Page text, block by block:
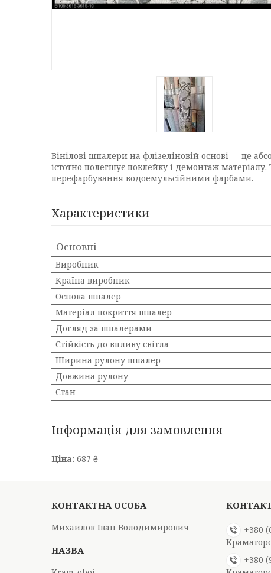
Вінілові шпалери на флізеліновій основі — це
істотно полегшує поклейку і демонтаж
перефарбування водоемульсійними фарбами.
Характеристики
Основні
Виробник
Країна виробник
Основа шпалер
Матеріал покриття шпалер
Догляд за шпалерами
Стійкість до впливу світла
Ширина рулону шпалер
Довжина рулону
Стан
Інформація для замовлення
Ціна: 687 ₴
Михайлов Іван Володимирович
+380
+380